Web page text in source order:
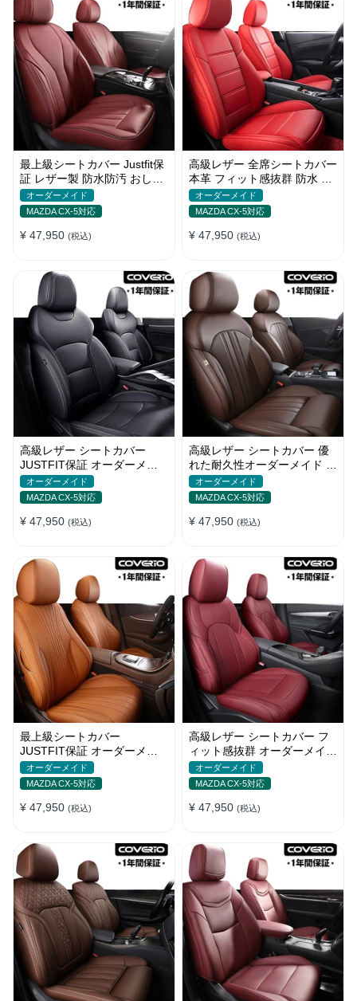
最上級シートカバー Justfit保
証 レザー製 防水防汚 おしゃ
れ オーダーメイド 全席セッ
ト
オーダーメイド
MAZDA CX-5対応
¥ 47,950 (税込)
高級レザー 全席シートカバー
本革 フィット感抜群 防水 お
しゃれ 4色 オーダーメイド
オーダーメイド
MAZDA CX-5対応
¥ 47,950 (税込)
高級レザー シートカバー
JUSTFIT保証 オーダーメイ
ド 取付簡単 通気防水 おしゃ
れ
オーダーメイド
MAZDA CX-5対応
¥ 47,950 (税込)
高級レザー シートカバー 優
れた耐久性オーダーメイド フ
ィット感 防汚防水 おしゃれ
オーダーメイド
MAZDA CX-5対応
¥ 47,950 (税込)
最上級シートカバー
JUSTFIT保証 オーダーメイ
ド 防水レザー 7色 おしゃれ
全席セット
オーダーメイド
MAZDA CX-5対応
¥ 47,950 (税込)
高級レザー シートカバー フ
ィット感抜群 オーダーメイド
5色 防水 耐摩耗性 全席セッ
ト
オーダーメイド
MAZDA CX-5対応
¥ 47,950 (税込)